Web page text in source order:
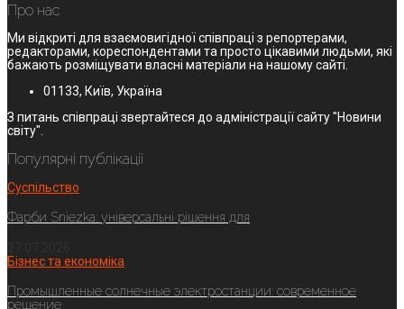
Про нас
Ми відкриті для взаємовигідної співпраці з репортерами,
редакторами, кореспондентами та просто цікавими людьми, які
бажають розміщувати власні матеріали на нашому сайті.
01133, Київ, Україна
З питань співпраці звертайтеся до адміністрації сайту "Новини
світу".
Популярні публікації
Суспільство
Фарби Sniezka: універсальні рішення для
Бізнес та економіка
Промышленные солнечные электростанции: современное
решение